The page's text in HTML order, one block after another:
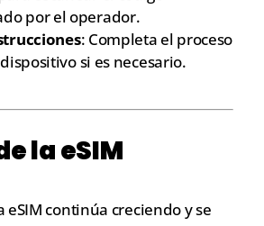
por el operador.
: Completa el proceso
si es necesario.
la eSIM
eSIM continúa creciendo y se